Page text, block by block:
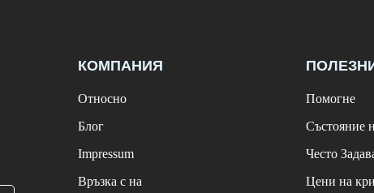
КОМПАНИЯ
Относно
Блог
Impressum
Връзка с на
Помогне
Състояние
Често
Цени на